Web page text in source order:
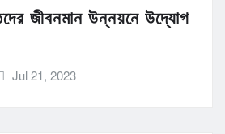
জীবনমান উন্নয়নে উদ্যোগ
Jul 21, 2023